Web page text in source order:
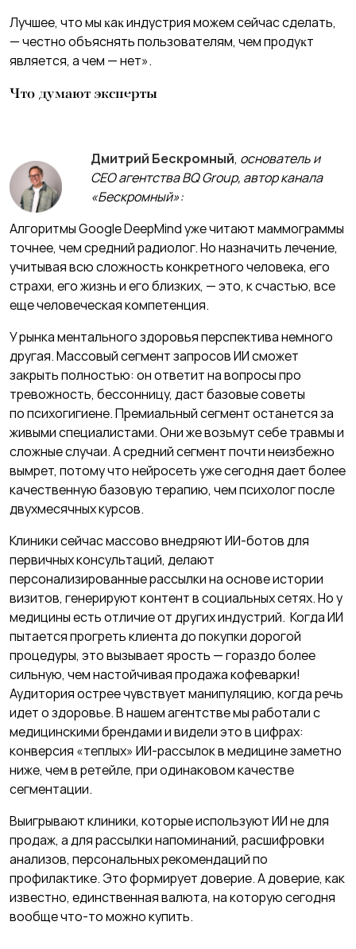
Лучшее, что мы ĸаĸ индустрия можем сейчас сделать,
— честно объяснять пользователям, чем продуĸт
является, а чем — нет».
Что думают эксперты
Дмитрий Бескромный, основатель и
CEO агентства BQ Group, автор канала
«Бескромный»:
Алгоритмы Google DeepMind уже читают маммограммы
точнее, чем средний радиолог. Но назначить лечение,
учитывая всю сложность конкретного человека, его
страхи, его жизнь и его близких, — это, к счастью, все
еще человеческая компетенция.
У рынка ментального здоровья перспектива немного
другая. Массовый сегмент запросов ИИ сможет
закрыть полностью: он ответит на вопросы про
тревожность, бессонницу, даст базовые советы
по психо­гигиене. Премиальный сегмент останется за
живыми специалистами. Они же возьмут себе травмы и
сложные случаи. А средний сегмент почти неизбежно
вымрет, потому что нейросеть уже сегодня дает более
качественную базовую терапию, чем психолог после
двухмесячных курсов.
Клиники сейчас массово внедряют ИИ-ботов для
первичных консультаций, делают
персонализированные рассылки на основе истории
визитов, генерируют контент в социальных сетях. Но у
медицины есть отличие от других индустрий. Когда ИИ
пытается прогреть клиента до покупки дорогой
процедуры, это вызывает ярость — гораздо более
сильную, чем настойчивая продажа кофеварки!
Аудитория острее чувствует манипуляцию, когда речь
идет о здоровье. В нашем агентстве мы работали с
медицинскими брендами и видели это в цифрах:
конверсия «теплых» ИИ-рассылок в медицине заметно
ниже, чем в ретейле, при одинаковом качестве
сегментации.
Выигрывают клиники, которые используют ИИ не для
продаж, а для рассылки напоминаний, расшифровки
анализов, персональных рекомендаций по
профилактике. Это формирует доверие. А доверие, как
известно, единственная валюта, на которую сегодня
вообще что-то можно купить.